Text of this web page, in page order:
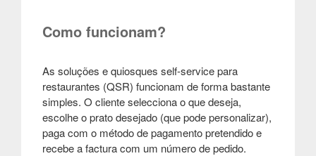
Como funcionam?
As soluções e quiosques self-service para
restaurantes (QSR) funcionam de forma bastante
simples. O cliente selecciona o que deseja,
escolhe o prato desejado (que pode personalizar),
paga com o método de pagamento pretendido e
recebe a factura com um número de pedido.